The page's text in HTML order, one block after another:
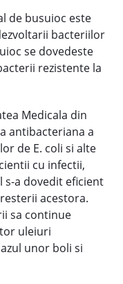
de busuioc este
bacteriilor
se dovedeste
rezistente la
Medicala din
antibacteriana a
de E. coli si alte
cu infectii,
s-a dovedit eficient
acestora.
sa continue
uleiuri
unor boli si